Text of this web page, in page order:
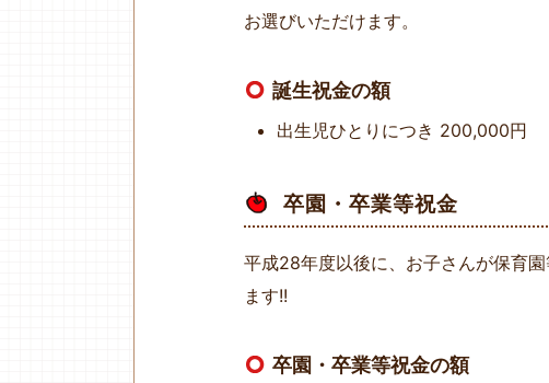
お選びいただけます。
誕生祝金の額
出生児ひとりにつき 200,000円
卒園・卒業等祝金
平成28年度以後に、お子さんが保育
ます!!
卒園・卒業等祝金の額